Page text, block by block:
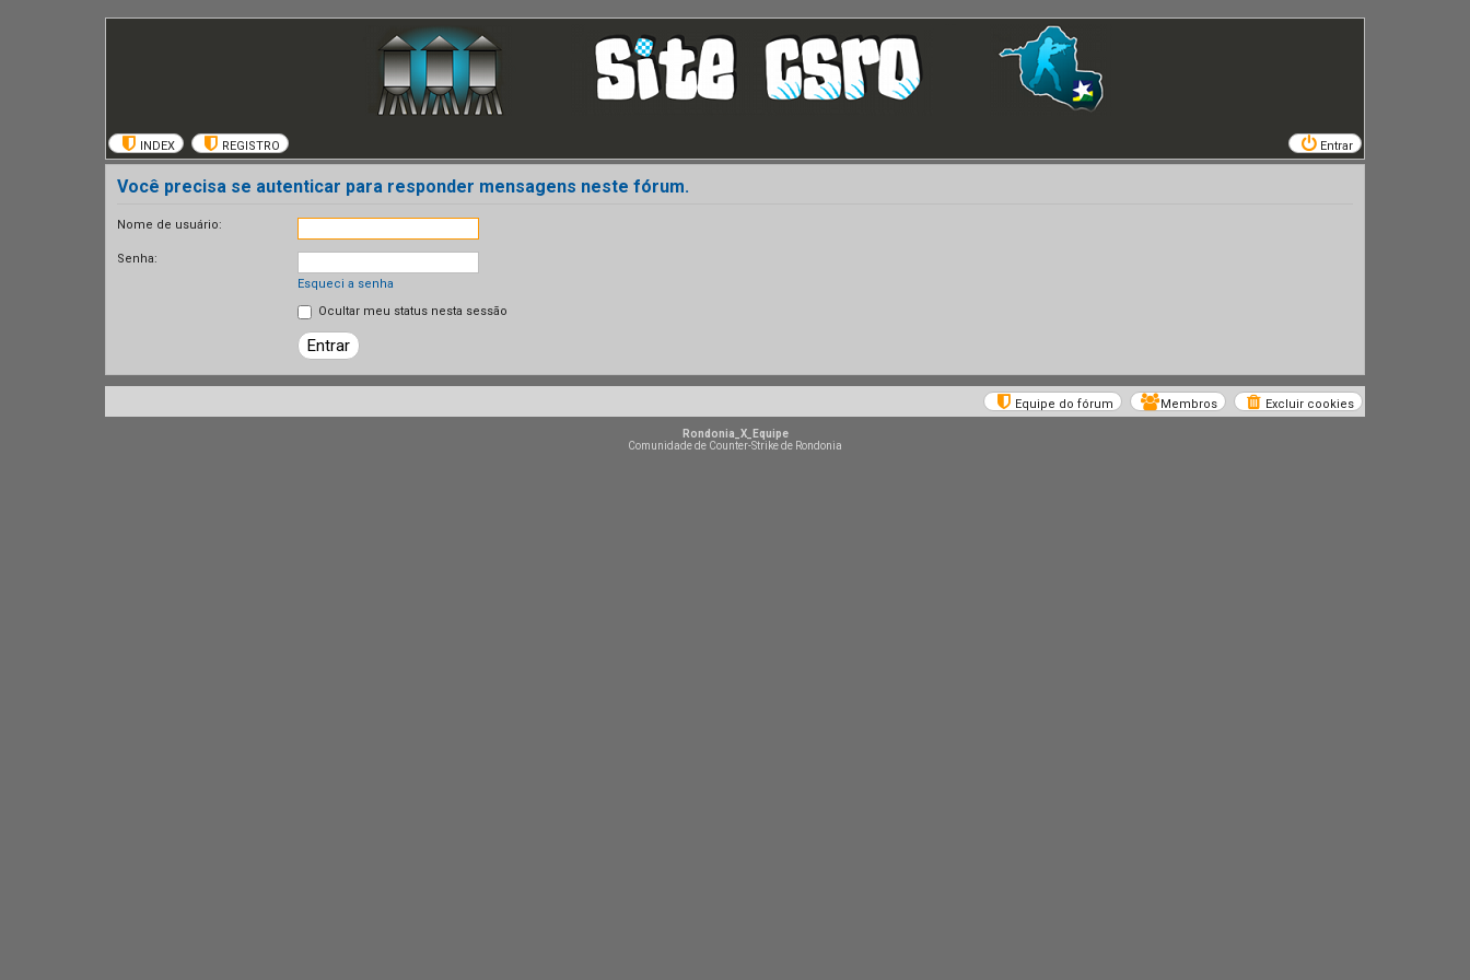
INDEX REGISTRO Entrar
Você precisa se autenticar para responder mensagens neste fórum.
Nome de usuário:
Senha:
Esqueci a senha
Ocultar meu status nesta sessão
Excluir cookies
Membros
Equipe do fórum
Rondonia_X_Equipe
Comunidade de Counter-Strike de Rondonia